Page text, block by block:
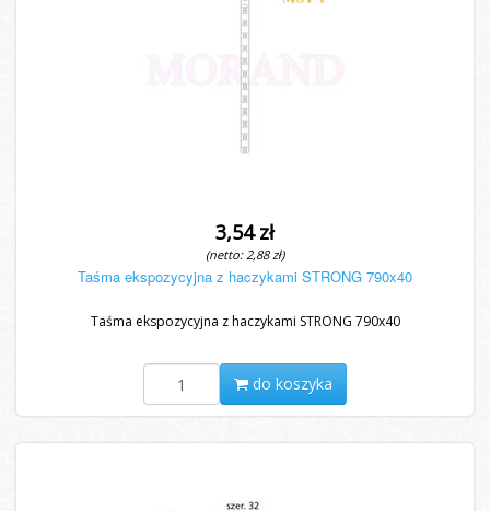
3,54 zł
(netto: 2,88 zł)
Taśma ekspozycyjna z haczykami STRONG 790x40
Taśma ekspozycyjna z haczykami STRONG 790x40
do koszyka